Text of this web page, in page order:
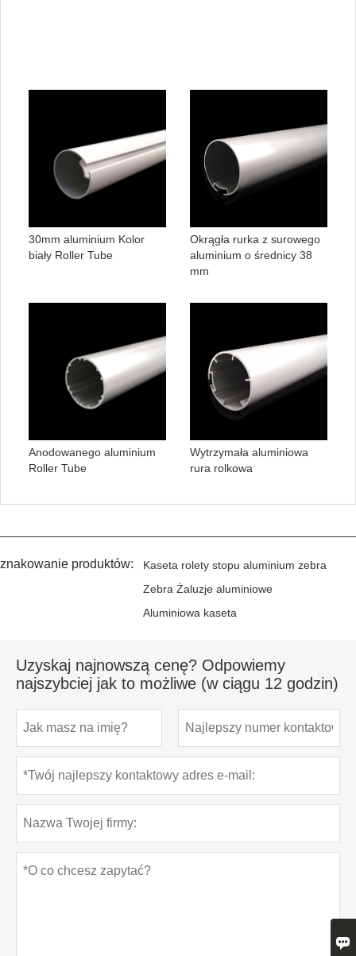
30mm aluminium Kolor
biały Roller Tube
Okrągła rurka z surowego
aluminium o średnicy 38
mm
Anodowanego aluminium
Roller Tube
Wytrzymała aluminiowa
rura rolkowa
znakowanie produktów:
Kaseta rolety stopu aluminium zebra
Zebra Żaluzje aluminiowe
Aluminiowa kaseta
Uzyskaj najnowszą cenę? Odpowiemy
najszybciej jak to możliwe (w ciągu 12 godzin)
